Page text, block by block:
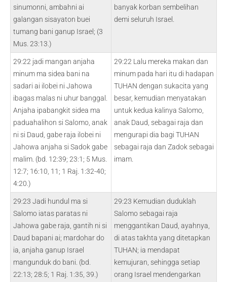
sinumonni, ambahni ai
galangan sisayaton buei
tumang bani ganup Israel; (3
Mus. 23:13.)
banyak korban sembelihan
demi seluruh Israel.
29:22 jadi mangan anjaha
minum ma sidea bani na
sadari ai ilobei ni Jahowa
ibagas malas ni uhur banggal.
Anjaha ipabangkit sidea ma
paduahalihon si Salomo, anak
ni si Daud, gabe raja ilobei ni
Jahowa anjaha si Sadok gabe
malim. (bd. 12:39; 23:1; 5 Mus.
12:7; 16:10, 11; 1 Raj. 1:32-40;
4:20.)
29:22 Lalu mereka makan dan
minum pada hari itu di hadapan
TUHAN dengan sukacita yang
besar, kemudian menyatakan
untuk kedua kalinya Salomo,
anak Daud, sebagai raja dan
mengurapi dia bagi TUHAN
sebagai raja dan Zadok sebagai
imam.
29:23 Jadi hundul ma si
Salomo iatas paratas ni
Jahowa gabe raja, gantih ni si
Daud bapani ai; mardohar do
ia, anjaha ganup Israel
mangunduk do bani. (bd.
22:13; 28:5; 1 Raj. 1:35, 39.)
29:23 Kemudian duduklah
Salomo sebagai raja
menggantikan Daud, ayahnya,
di atas takhta yang ditetapkan
TUHAN; ia mendapat
kemujuran, sehingga setiap
orang Israel mendengarkan